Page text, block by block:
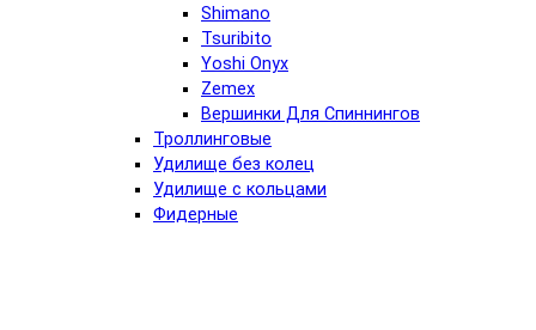
Shimano
Tsuribito
Yoshi Onyx
Zemex
Вершинки Для Спиннингов
Троллинговые
Удилище без колец
Удилище с кольцами
Фидерные